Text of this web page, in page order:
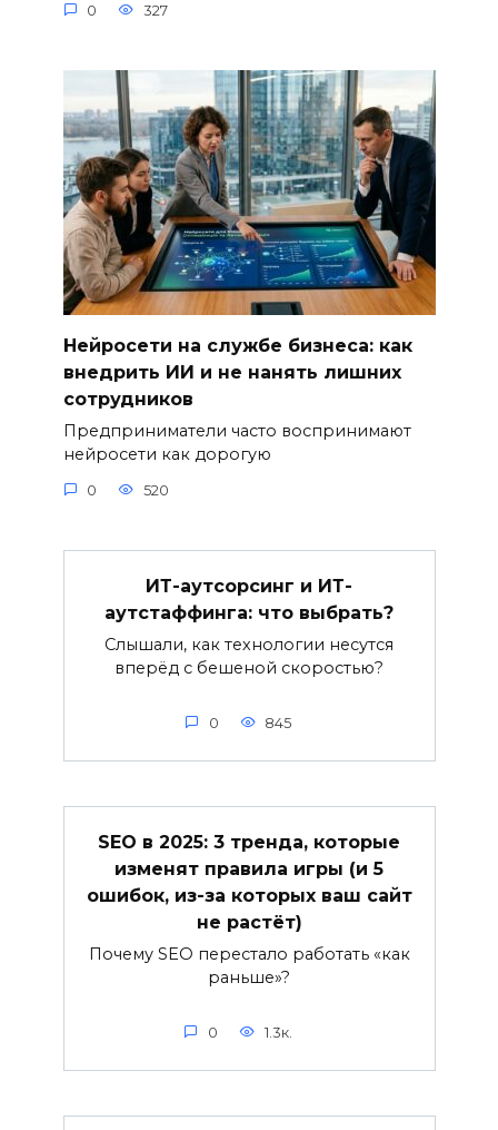
0 327
Нейросети на службе бизнеса: как
внедрить ИИ и не нанять лишних
сотрудников
Предприниматели часто воспринимают
нейросети как дорогую
0 520
ИТ-аутсорсинг и ИТ-
аутстаффинга: что выбрать?
Слышали, как технологии несутся
вперёд с бешеной скоростью?
0 845
SEO в 2025: 3 тренда, которые
изменят правила игры (и 5
ошибок, из-за которых ваш сайт
не растёт)
Почему SEO перестало работать «как
раньше»?
0 1.3к.